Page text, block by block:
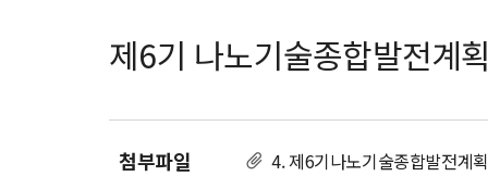
나
노
합
제6기 나노기술종합발전계
첨부파일 4. 제6기나노기술종합발전계